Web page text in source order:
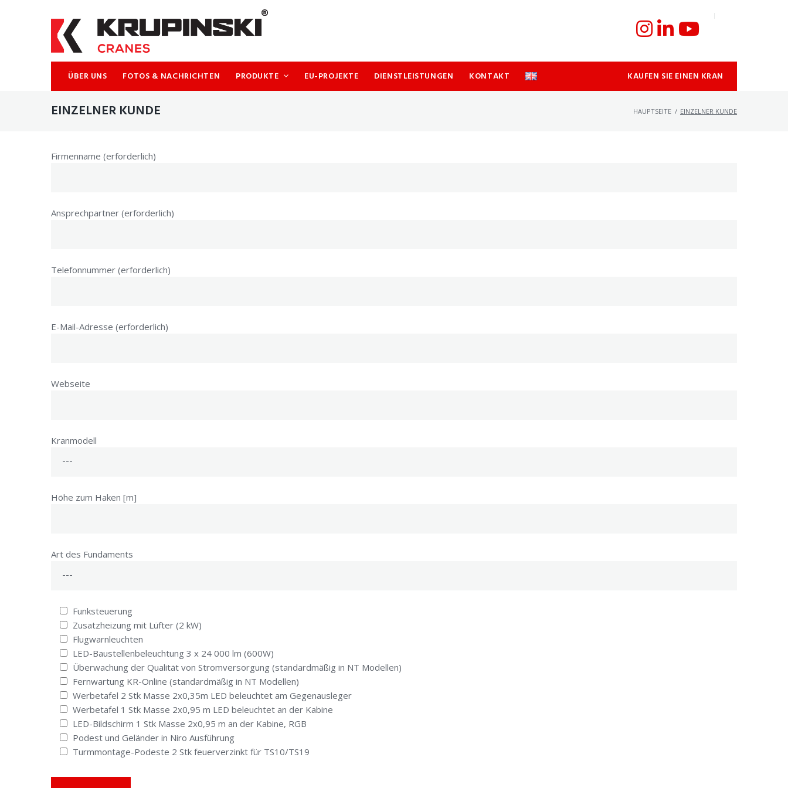
ÜBER UNS FOTOS & NACHRICHTEN PRODUKTE EU-PROJEKTE DIENSTLEISTUNGEN KONTAKT KAUFEN SIE EINEN KRAN
EINZELNER KUNDE HAUPTSEITE / EINZELNER KUNDE
Firmenname (erforderlich)
Ansprechpartner (erforderlich)
Telefonnummer (erforderlich)
E-Mail-Adresse (erforderlich)
Webseite
Kranmodell
Höhe zum Haken [m]
Art des Fundaments
Funksteuerung
Zusatzheizung mit Lüfter (2 kW)
Flugwarnleuchten
LED-Baustellenbeleuchtung 3 x 24 000 lm (600W)
Überwachung der Qualität von Stromversorgung (standardmäßig in NT Modellen)
Fernwartung KR-Online (standardmäßig in NT Modellen)
Werbetafel 2 Stk Masse 2x0,35m LED beleuchtet am Gegenausleger
Werbetafel 1 Stk Masse 2x0,95 m LED beleuchtet an der Kabine
LED-Bildschirm 1 Stk Masse 2x0,95 m an der Kabine, RGB
Podest und Geländer in Niro Ausführung
Turmmontage-Podeste 2 Stk feuerverzinkt für TS10/TS19